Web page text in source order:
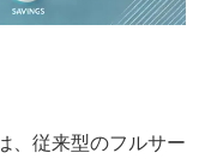
、従来型のフルサー